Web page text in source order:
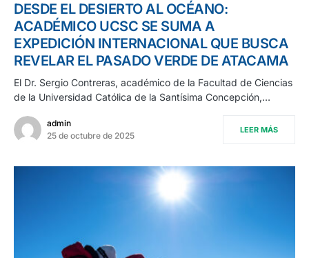
DESDE EL DESIERTO AL OCÉANO:
ACADÉMICO UCSC SE SUMA A
EXPEDICIÓN INTERNACIONAL QUE BUSCA
REVELAR EL PASADO VERDE DE ATACAMA
El Dr. Sergio Contreras, académico de la Facultad de Ciencias
de la Universidad Católica de la Santísima Concepción,…
admin
25 de octubre de 2025
LEER MÁS